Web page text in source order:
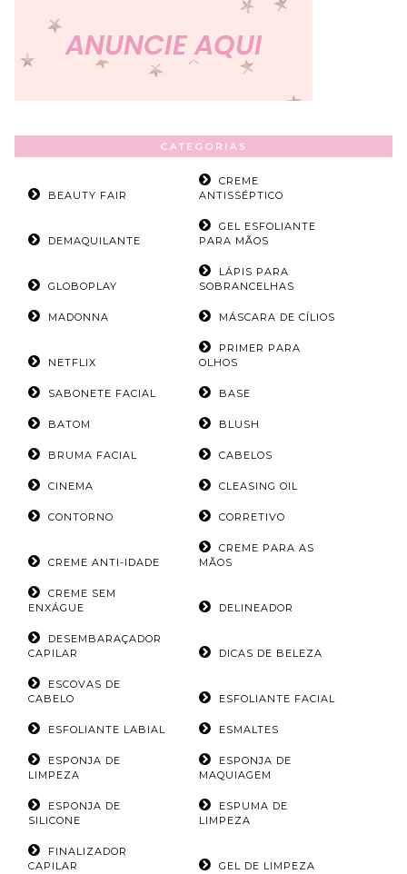
CATEGORIAS
BEAUTY FAIR
CREME
ANTISSÉPTICO
DEMAQUILANTE
GEL ESFOLIANTE
PARA MÃOS
GLOBOPLAY
LÁPIS PARA
SOBRANCELHAS
MADONNA MÁSCARA DE CÍLIOS
NETFLIX
PRIMER PARA
OLHOS
SABONETE FACIAL BASE
BATOM BLUSH
BRUMA FACIAL CABELOS
CINEMA CLEASING OIL
CONTORNO CORRETIVO
CREME ANTI-IDADE
CREME PARA AS
MÃOS
CREME SEM
ENXÁGUE
DELINEADOR
DESEMBARAÇADOR
CAPILAR
DICAS DE BELEZA
ESCOVAS DE
CABELO
ESFOLIANTE FACIAL
ESFOLIANTE LABIAL ESMALTES
ESPONJA DE
LIMPEZA
ESPONJA DE
MAQUIAGEM
ESPONJA DE
SILICONE
ESPUMA DE
LIMPEZA
FINALIZADOR
CAPILAR
GEL DE LIMPEZA